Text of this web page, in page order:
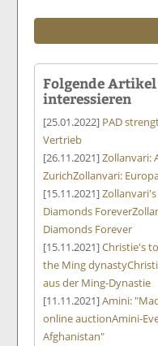
Folgende
interessieren
[25.01.2022] PAD
Vertrieb
[26.11.2021]Zollanvari:
ZurichZollanvari:
[15.11.2021]
Diamonds Forever
Diamonds Forever
[15.11.2021]Christie's
the Ming dynasty
aus der Ming-Dynastie
[11.11.2021]Amini:
online auctionAmini-
Afghanistan"